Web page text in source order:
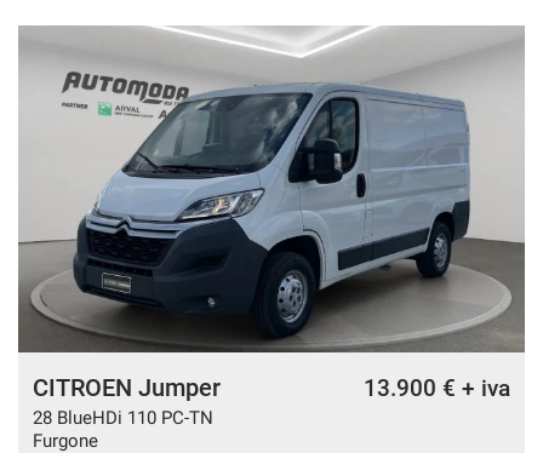
CITROEN Jumper
28 BlueHDi 110 PC-TN
Furgone
13.900 € + iva